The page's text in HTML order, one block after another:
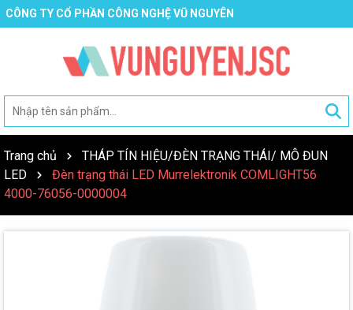
CÔNG TY CỔ PHẦN CÔNG NGHỆ VŨ NGUYÊN
Trang chủ
THÁP TÍN HIỆU/ĐÈN TRẠNG THÁI/ MÔ ĐUN
LED
Đèn trạng thái LED Murrelektronik COMLIGHT56
4000-76056-0000004